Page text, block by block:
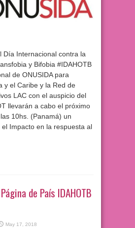
Día Internacional contra la
y Bifobia #IDAHOTB
de ONUSIDA para
y el Caribe y la Red de
LAC con el auspicio del
llevarán a cabo el próximo
10hs. (Panamá) un
Impacto en la respuesta al
de País IDAHOTB
May 17, 2018